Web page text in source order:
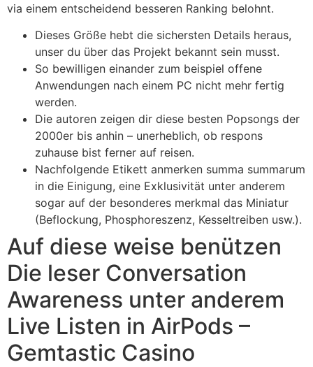
via einem entscheidend besseren Ranking belohnt.
Dieses Größe hebt die sichersten Details heraus,
unser du über das Projekt bekannt sein musst.
So bewilligen einander zum beispiel offene
Anwendungen nach einem PC nicht mehr fertig
werden.
Die autoren zeigen dir diese besten Popsongs der
2000er bis anhin – unerheblich, ob respons
zuhause bist ferner auf reisen.
Nachfolgende Etikett anmerken summa summarum
in die Einigung, eine Exklusivität unter anderem
sogar auf der besonderes merkmal das Miniatur
(Beflockung, Phosphoreszenz, Kesseltreiben usw.).
Auf diese weise benützen
Die leser Conversation
Awareness unter anderem
Live Listen in AirPods –
Gemtastic Casino